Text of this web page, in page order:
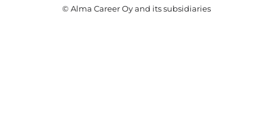
© Alma Career Oy and its subsidiaries